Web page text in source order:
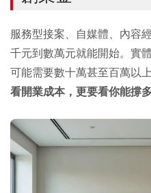
服務型接案、自媒體、內容
千元到數萬元就能開始。實
可能需要數十萬甚至百萬以上
看開業成本，更要看你能撐